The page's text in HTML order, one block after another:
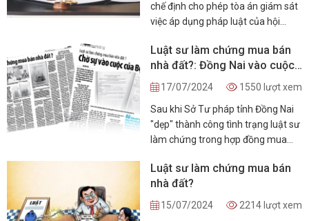
chế định cho phép tòa án giám sát
việc áp dụng pháp luật của hội
phán quyết trọng tài được quy định
tại Điều 68 Luật Trọng tài thương
mại năm 2010, trong đó có căn cứ
“trái với các nguyên tắc cơ bản của
pháp luật Việt Nam”. Việc áp dụng
quy định hủy phán quyết trọng tài
qua đã phát sinh một số bất cập
gây hiệu ứng tiêu cực cho quá trình
thi hành phán quyết trọng tài, làm
Luật sư làm chứng mua bán
nhà đất?: Đồng Nai vào cuộc
quyết liệt, thanh tra xử lý
17/07/2024
1550 lượt xem
Sau khi Sở Tư pháp tỉnh Đồng Nai
"dẹp" thành công tình trạng luật sư
làm chứng trong hợp đồng mua
lại xuất hiện thêm kiểu "lách" luật
mới khó xử lý.
Luật sư làm chứng mua bán
nhà đất?
15/07/2024
2214 lượt xem